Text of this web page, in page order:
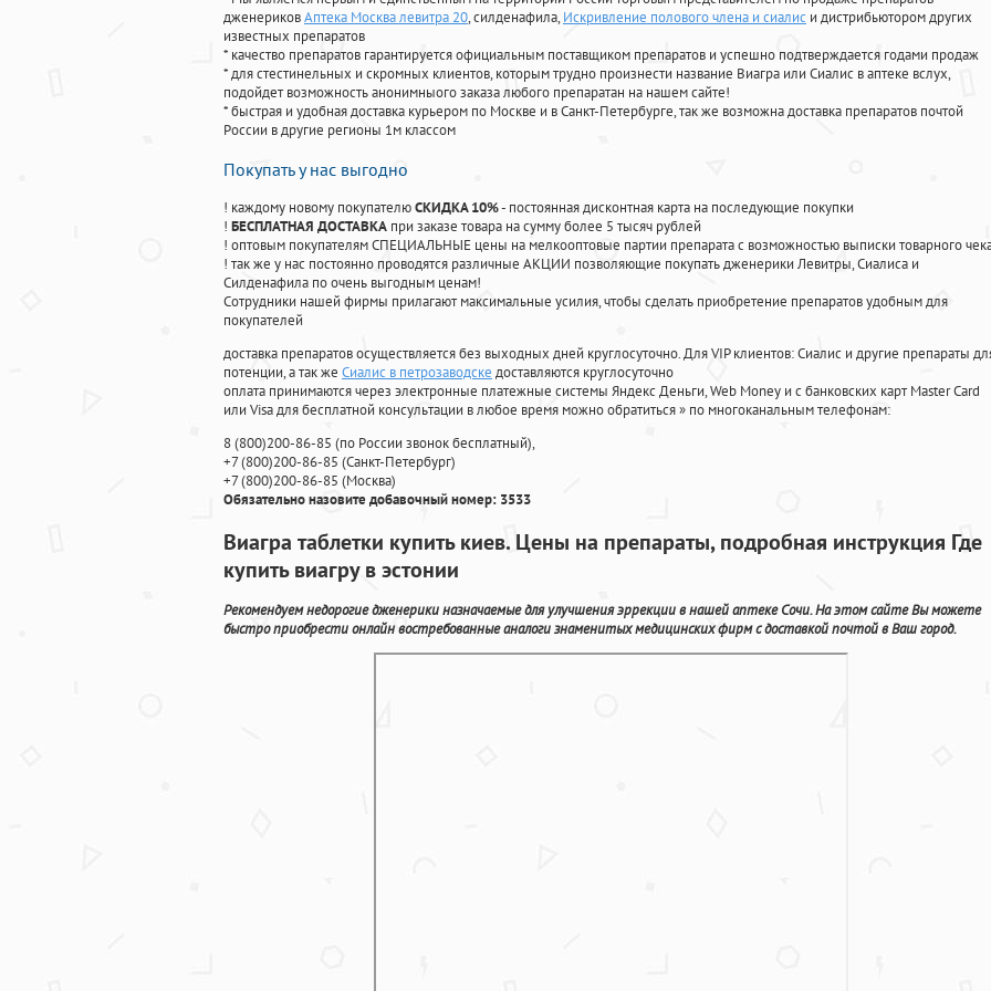
дженериковАптека Москва левитра 20, силденафила, Искривление полового члена и сиалис и дистрибьютором других
известных препаратов
* качество препаратов гарантируется официальным поставщиком препаратов и успешно подтверждается годами продаж
* для стестинельных и скромных клиентов, которым трудно произнести название Виагра или Сиалис в аптеке вслух,
подойдет возможность анонимныого заказа любого препаратан на нашем сайте!
* быстрая и удобная доставка курьером по Москве и в Санкт-Петербурге, так же возможна доставка препаратов почтой
России в другие регионы 1м классом
Покупать у нас выгодно
! каждому новому покупателюСКИДКА 10%- постоянная дисконтная карта на последующие покупки
! БЕСПЛАТНАЯ ДОСТАВКА при заказе товара на сумму более 5 тысяч рублей
! оптовым покупателям СПЕЦИАЛЬНЫЕ цены на мелкооптовые партии препарата с возможностью выписки товарного
! так же у нас постоянно проводятся различные АКЦИИ позволяющие покупать дженерики Левитры, Сиалиса и
Силденафила по очень выгодным ценам!
Cотрудники нашей фирмы прилагают максимальные усилия, чтобы сделать приобретение препаратов удобным для
покупателей
доставка препаратов осуществляется без выходных дней круглосуточно. Для VIP клиентов: Сиалис и другие препараты
потенции, а так же Сиалис в петрозаводске доставляются круглосуточно
оплата принимаются через электронные платежные системы Яндекс Деньги, Web Money и с банковских карт Master Card
или Visa для бесплатной консультации в любое время можно обратиться» по многоканальным телефонам:
8(800)200-86-85 (по России звонок бесплатный),
+7(800)200-86-85 (Санкт-Петербург)
+7(800)200-86-85 (Москва)
Обязательно назовите добавочный номер: 3533
Виагра таблетки купить киев. Цены на препараты, подробная инструкция Где
купить виагру в эстонии
Рекомендуем недорогие дженерики назначаемые для улучшения эррекции в нашей аптеке Сочи. На этом сайте Вы можете
быстро приобрести онлайн востребованные аналоги знаменитых медицинских фирм с доставкой почтой в Ваш город.